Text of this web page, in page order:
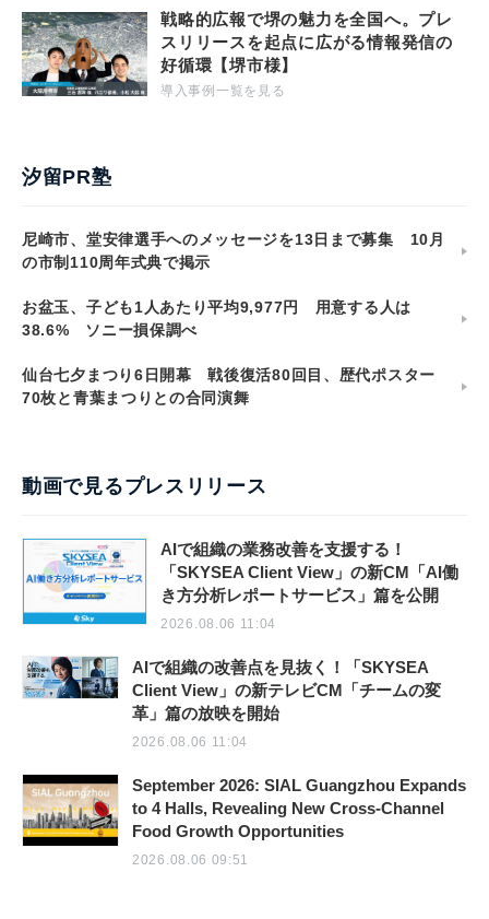
戦略的広報で堺の魅力を全国へ。プレ
スリリースを起点に広がる情報発信の
好循環【堺市様】
導入事例一覧を見る
汐留PR塾
尼崎市、堂安律選手へのメッセージを13日まで募集 10月
の市制110周年式典で掲示
お盆玉、子ども1人あたり平均9,977円 用意する人は
38.6% ソニー損保調べ
仙台七夕まつり6日開幕 戦後復活80回目、歴代ポスター
70枚と青葉まつりとの合同演舞
動画で見るプレスリリース
AIで組織の業務改善を支援する！
「SKYSEA Client View」の新CM「AI働
き方分析レポートサービス」篇を公開
2026.08.06 11:04
AIで組織の改善点を見抜く！「SKYSEA
Client View」の新テレビCM「チームの変
革」篇の放映を開始
2026.08.06 11:04
September 2026: SIAL Guangzhou Expands
to 4 Halls, Revealing New Cross-Channel
Food Growth Opportunities
2026.08.06 09:51